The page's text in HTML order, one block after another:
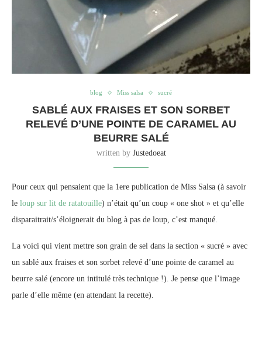
blog Miss salsa sucré
SABLÉ AUX FRAISES ET SON SORBET
RELEVÉ D’UNE POINTE DE CARAMEL AU
BEURRE SALÉ
written by Justedoeat
Pour ceux qui pensaient que la 1ere publication de Miss Salsa (à savoir
le loup sur lit de ratatouille) n’était qu’un coup « one shot » et qu’elle
disparaitrait/s’éloignerait du blog à pas de loup, c’est manqué.
La voici qui vient mettre son grain de sel dans la section « sucré » avec
un sablé aux fraises et son sorbet relevé d’une pointe de caramel au
beurre salé (encore un intitulé très technique !). Je pense que l’image
parle d’elle même (en attendant la recette).